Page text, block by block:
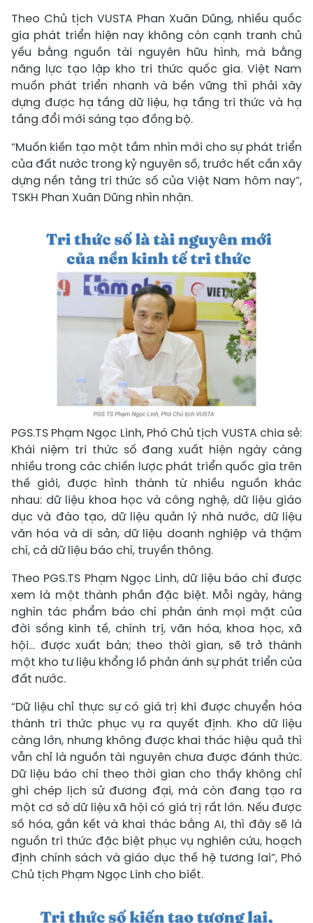
Theo Chủ tịch VUSTA Phan Xuân Dũng, nhiều quốc
gia phát triển hiện nay không còn cạnh tranh chủ
yếu bằng nguồn tài nguyên hữu hình, mà bằng
năng lực tạo lập kho tri thức quốc gia. Việt Nam
muốn phát triển nhanh và bền vững thì phải xây
dựng được hạ tầng dữ liệu, hạ tầng tri thức và hạ
tầng đổi mới sáng tạo đồng bộ.
“Muốn kiến tạo một tầm nhìn mới cho sự phát triển
của đất nước trong kỷ nguyên số, trước hết cần xây
dựng nền tảng tri thức số của Việt Nam hôm nay”,
TSKH Phan Xuân Dũng nhìn nhận.
PGS.TS Phạm Ngọc Linh, Phó Chủ tịch VUSTA chia sẻ:
Khái niệm tri thức số đang xuất hiện ngày càng
nhiều trong các chiến lược phát triển quốc gia trên
thế giới, được hình thành từ nhiều nguồn khác
nhau: dữ liệu khoa học và công nghệ, dữ liệu giáo
dục và đào tạo, dữ liệu quản lý nhà nước, dữ liệu
văn hóa và di sản, dữ liệu doanh nghiệp và thậm
chí, cả dữ liệu báo chí, truyền thông.
Theo PGS.TS Phạm Ngọc Linh, dữ liệu báo chí được
xem là một thành phần đặc biệt. Mỗi ngày, hàng
nghìn tác phẩm báo chí phản ánh mọi mặt của
đời sống kinh tế, chính trị, văn hóa, khoa học, xã
hội... được xuất bản; theo thời gian, sẽ trở thành
một kho tư liệu khổng lồ phản ánh sự phát triển của
đất nước.
“Dữ liệu chỉ thực sự có giá trị khi được chuyển hóa
thành tri thức phục vụ ra quyết định. Kho dữ liệu
càng lớn, nhưng không được khai thác hiệu quả thì
vẫn chỉ là nguồn tài nguyên chưa được đánh thức.
Dữ liệu báo chí theo thời gian cho thấy không chỉ
ghi chép lịch sử đương đại, mà còn đang tạo ra
một cơ sở dữ liệu xã hội có giá trị rất lớn. Nếu được
số hóa, gắn kết và khai thác bằng AI, thì đây sẽ là
nguồn tri thức đặc biệt phục vụ nghiên cứu, hoạch
định chính sách và giáo dục thế hệ tương lai”, Phó
Chủ tịch Phạm Ngọc Linh cho biết.